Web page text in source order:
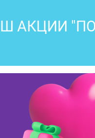
АКЦИИ